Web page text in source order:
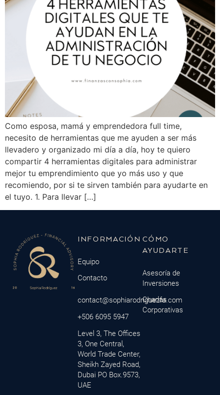
Como esposa, mamá y emprendedora full time,
necesito de herramientas que me ayuden a ser más
llevadero y organizado mi día a día, hoy te quiero
compartir 4 herramientas digitales para administrar
mejor tu emprendimiento que yo más uso y que
recomiendo, por si te sirven también para ayudarte en
el tuyo. 1. Para llevar […]
INFORMACIÓN
Equipo
Contacto
contact@sophiarodriguezfa.com
+506 6095 5947
Level 3, The Offices
3, One Central,
World Trade Center,
Sheikh Zayed Road,
Dubai PO Box.9573,
UAE
CÓMO
AYUDARTE
Asesoría de
Inversiones
Charlas
Corporativas